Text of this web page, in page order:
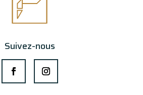
Suivez-nous